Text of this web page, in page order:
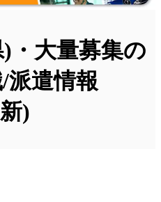
・大量募集の
派遣情報
)